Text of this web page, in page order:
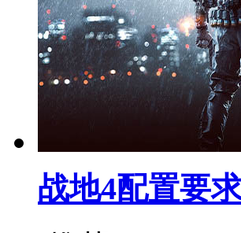
战地4配置要